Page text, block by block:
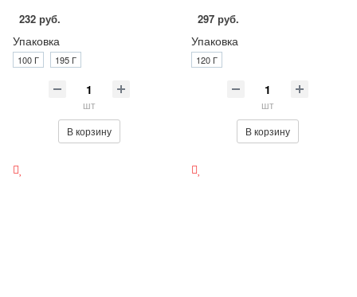
232 руб.
Упаковка
100 Г 195 Г
шт
В корзину
297 руб.
Упаковка
120 Г
шт
В корзину